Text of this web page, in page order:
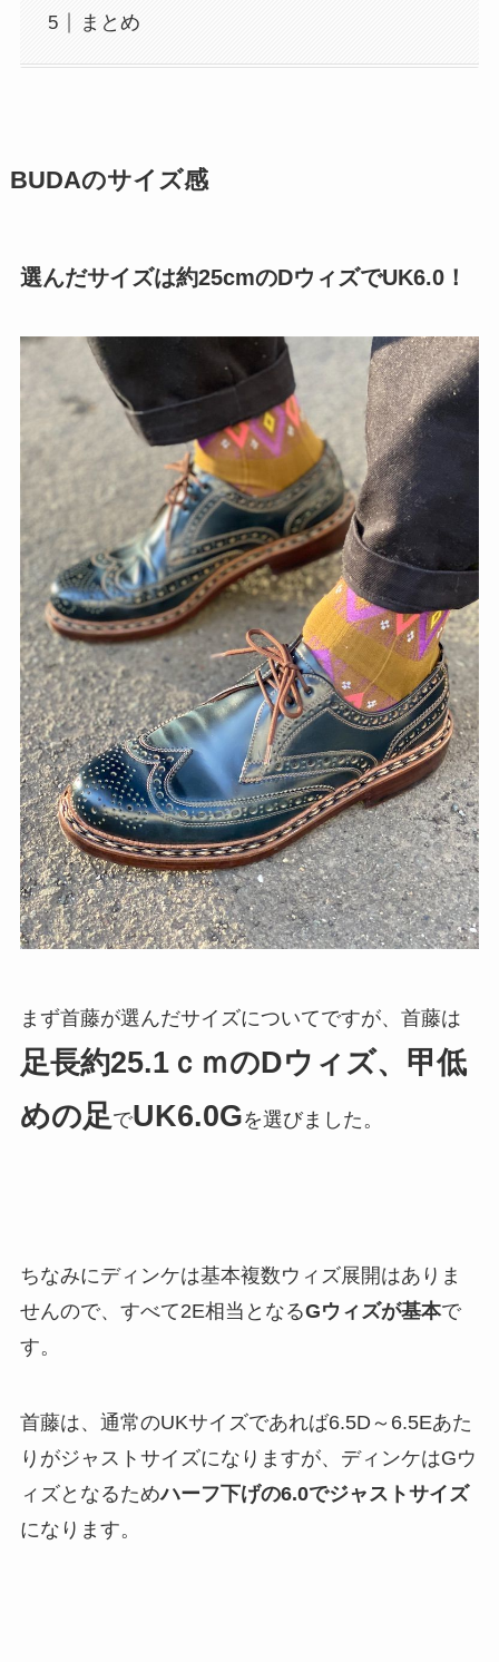
まとめ
BUDAのサイズ感
選んだサイズは約25cmのDウィズでUK6.0！
まず首藤が選んだサイズについてですが、首藤は
足長約25.1ｃｍのDウィズ、甲低
めの足 でUK6.0Gを選びました。
ちなみにディンケは基本複数ウィズ展開はありま
せんので、すべて2E相当となるGウィズが基本で
す。
首藤は、通常のUKサイズであれば6.5D～6.5Eあた
りがジャストサイズになりますが、ディンケはGウ
ィズとなるためハーフ下げの6.0でジャストサイズ
になります。